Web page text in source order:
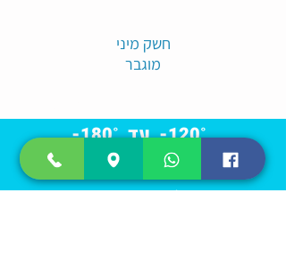
חשק מיני
מוגבר
לקביעת תור
˚120- עד ˚180-